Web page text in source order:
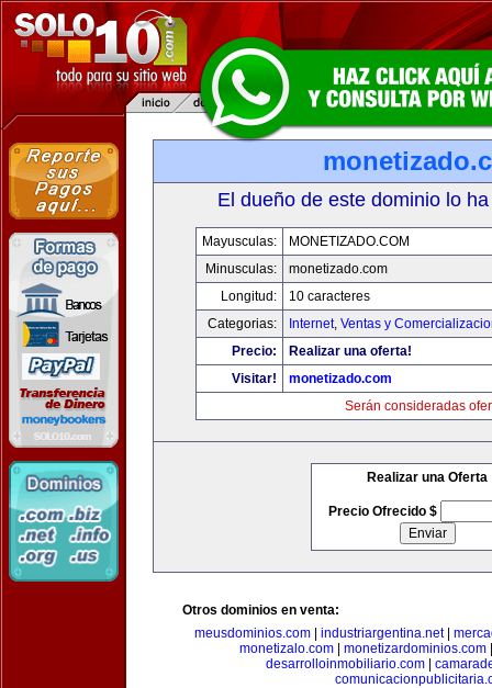
El dueño de este dominio lo
Mayusculas:
MONETIZADO.COM
Minusculas:
monetizado.com
Longitud:
10 caracteres
Categorias:
Internet, Ventas y
Precio:
Realizar una oferta!
Visitar!
monetizado.com
Serán consideradas
Realizar una Oferta
Precio Ofrecido $
Otros dominios en venta:
meusdominios.com| industriargentina.net|
monetizalo.com| monetizardominios.com
desarrolloinmobiliario.com